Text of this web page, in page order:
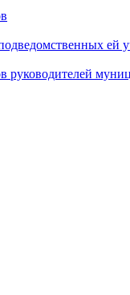
руководителей